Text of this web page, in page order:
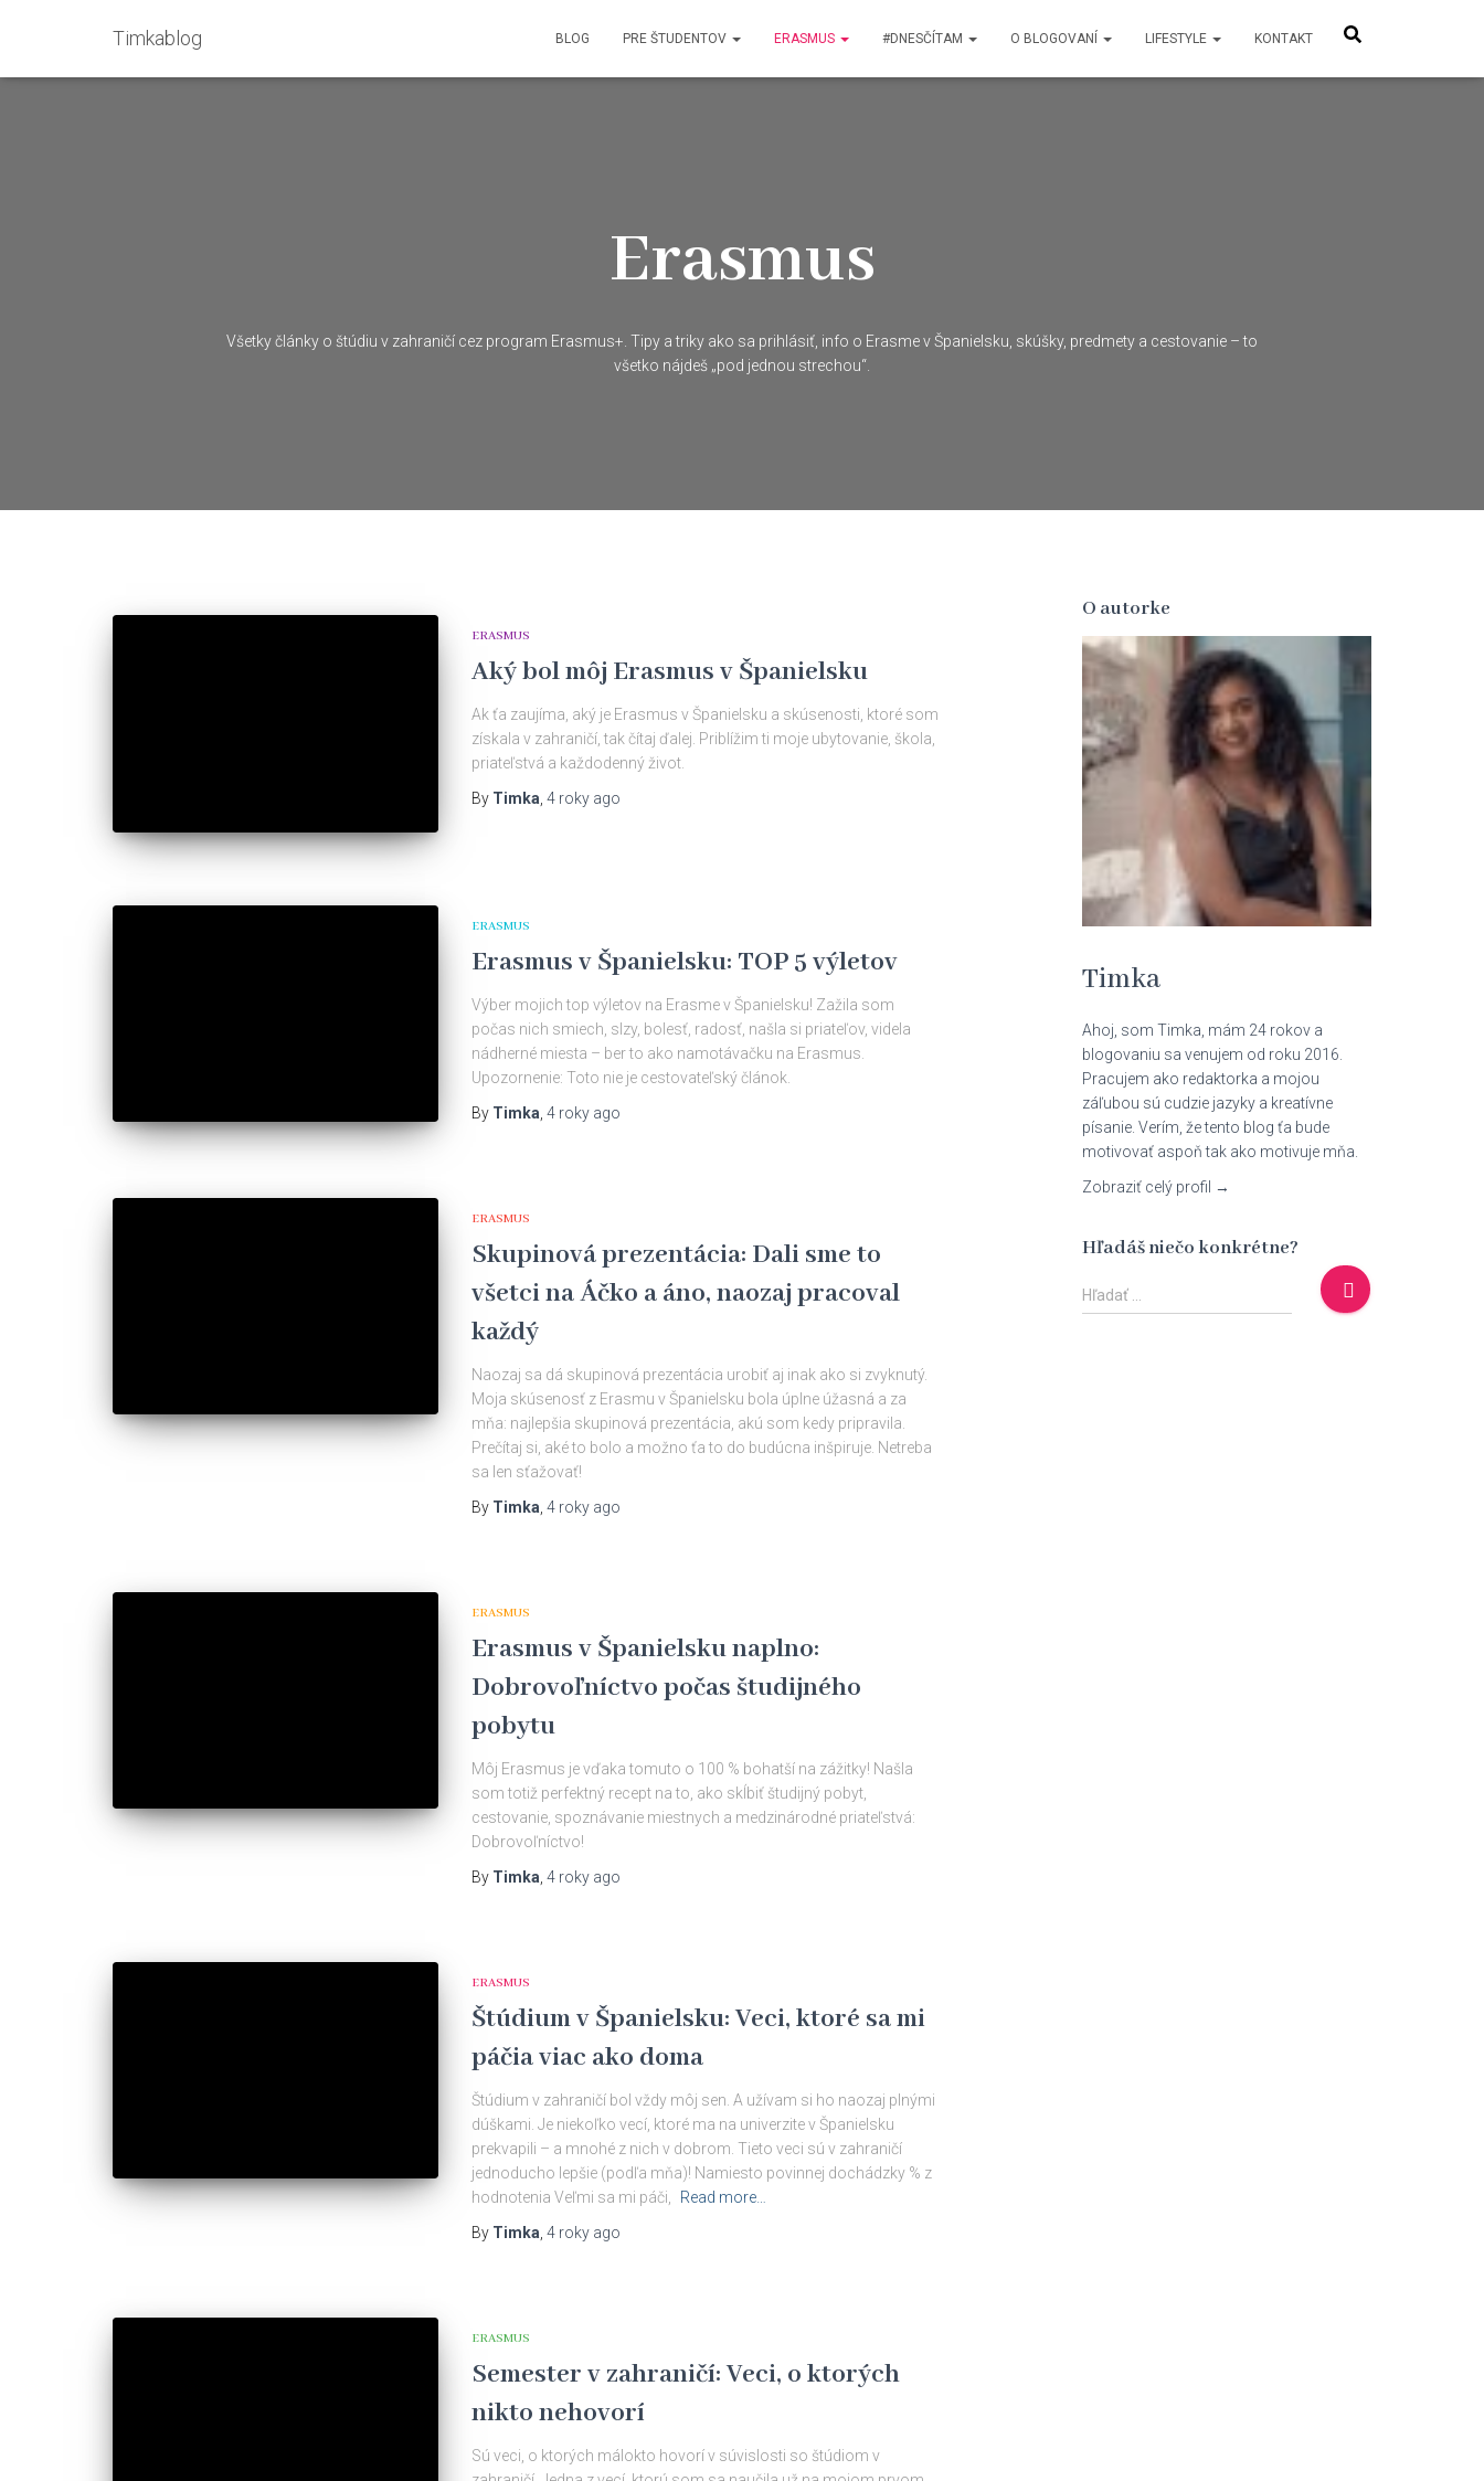
Timkablog BLOG PRE ŠTUDENTOV ERASMUS #DNESČÍTAM O BLOGOVANÍ LIFESTYLE KONTAKT
Erasmus
Všetky články o štúdiu v zahraničí cez program Erasmus+. Tipy a triky ako sa prihlásiť, info o Erasme v Španielsku, skúšky, predmety a cestovanie – to
všetko nájdeš „pod jednou strechou“.
ERASMUS
Aký bol môj Erasmus v Španielsku
Ak ťa zaujíma, aký je Erasmus v Španielsku a skúsenosti, ktoré som
získala v zahraničí, tak čítaj ďalej. Priblížim ti moje ubytovanie, škola,
priateľstvá a každodenný život.
By Timka 4 roky ago
ERASMUS
Erasmus v Španielsku: TOP 5 výletov
Výber mojich top výletov na Erasme v Španielsku! Zažila som
počas nich smiech, slzy, bolesť, radosť, našla si priateľov, videla
nádherné miesta – ber to ako namotávačku na Erasmus.
Upozornenie: Toto nie je cestovateľský článok.
By Timka 4 roky ago
ERASMUS
Skupinová prezentácia: Dali sme to
všetci na Áčko a áno, naozaj pracoval
každý
Naozaj sa dá skupinová prezentácia urobiť aj inak ako si zvyknutý.
Moja skúsenosť z Erasmu v Španielsku bola úplne úžasná a za
mňa: najlepšia skupinová prezentácia, akú som kedy pripravila.
Prečítaj si, aké to bolo a možno ťa to do budúcna inšpiruje. Netreba
sa len sťažovať!
By Timka 4 roky ago
ERASMUS
Erasmus v Španielsku naplno:
Dobrovoľníctvo počas študijného
pobytu
Môj Erasmus je vďaka tomuto o 100 % bohatší na zážitky! Našla
som totiž perfektný recept na to, ako skĺbiť študijný pobyt,
cestovanie, spoznávanie miestnych a medzinárodné priateľstvá:
Dobrovoľníctvo!
By Timka 4 roky ago
ERASMUS
Štúdium v Španielsku: Veci, ktoré sa mi
páčia viac ako doma
Štúdium v zahraničí bol vždy môj sen. A užívam si ho naozaj plnými
dúškami. Je niekoľko vecí, ktoré ma na univerzite v Španielsku
prekvapili – a mnohé z nich v dobrom. Tieto veci sú v zahraničí
jednoducho lepšie (podľa mňa)! Namiesto povinnej dochádzky % z
hodnotenia Veľmi sa mi páči,
Read more…
By Timka 4 roky ago
ERASMUS
Semester v zahraničí: Veci, o ktorých
nikto nehovorí
Sú veci, o ktorých málokto hovorí v súvislosti so štúdiom v
O autorke
Timka
Ahoj, som Timka, mám 24 rokov a
blogovaniu sa venujem od roku 2016.
Pracujem ako redaktorka a mojou
záľubou sú cudzie jazyky a kreatívne
písanie. Verím, že tento blog ťa bude
motivovať aspoň tak ako motivuje mňa.
Zobraziť celý profil →
Hľadáš niečo konkrétne?
H
ľ
Hľadať …